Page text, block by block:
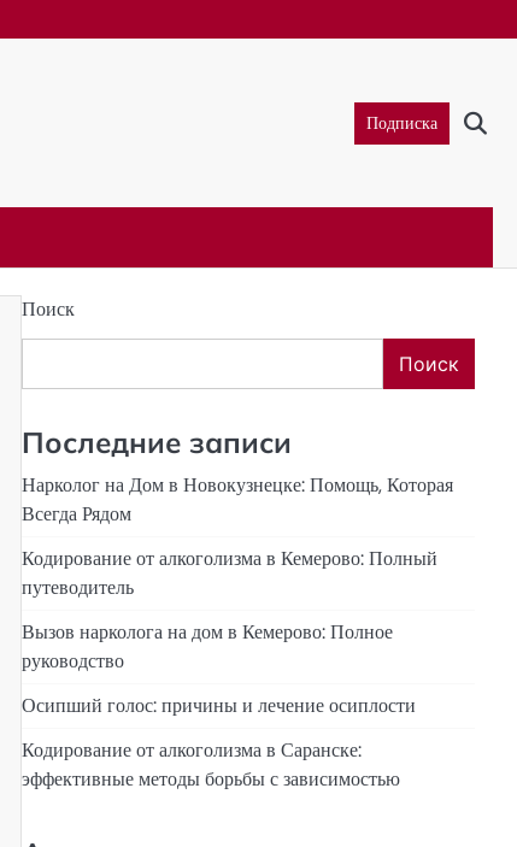
Подписка
Поиск
Поиск
Последние записи
Нарколог на Дом в Новокузнецке: Помощь, Которая
Всегда Рядом
Кодирование от алкоголизма в Кемерово: Полный
путеводитель
Вызов нарколога на дом в Кемерово: Полное
руководство
Осипший голос: причины и лечение осиплости
Кодирование от алкоголизма в Саранске:
эффективные методы борьбы с зависимостью